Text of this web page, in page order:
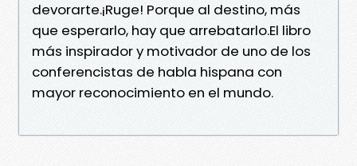
devorarte.¡Ruge! Porque al destino, más
que esperarlo, hay que arrebatarlo.El libro
más inspirador y motivador de uno de los
conferencistas de habla hispana con
mayor reconocimiento en el mundo.